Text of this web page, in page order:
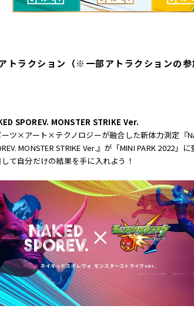
トラクション（※一部アトラクションの参
SPOREV. MONSTER STRIKE Ver.
ーツ×アート×テクノロジーが融合した新体力測定『
MONSTER STRIKE Ver.』が「MINI PARK 2022」に
て自分だけの結果を手に入れよう！